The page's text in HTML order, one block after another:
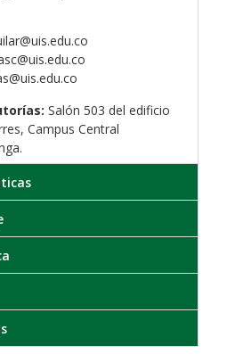
Salón 503 del edificio
Campus Central